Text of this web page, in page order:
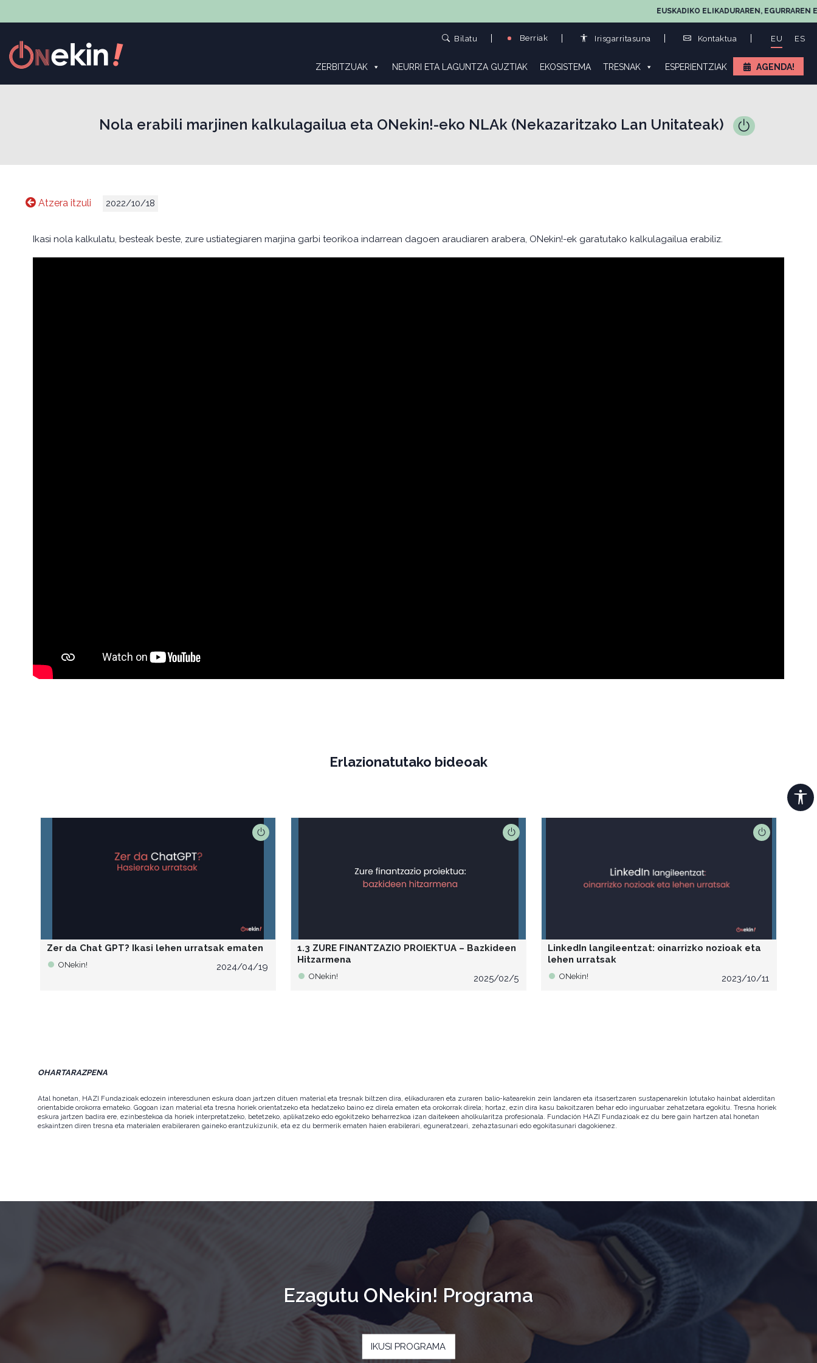
EUSKADIKO ELIKADURAREN, EGURRAREN ETA
Bilatu Berriak Irisgarritasuna Kontaktua EU ES
ZERBITZUAK NEURRI ETA LAGUNTZA GUZTIAK EKOSISTEMA TRESNAK ESPERIENTZIAK AGENDA!
Nola erabili marjinen kalkulagailua eta ONekin!-eko NLAk (Nekazaritzako Lan Unitateak)
Atzera itzuli 2022/10/18
Ikasi nola kalkulatu, besteak beste, zure ustiategiaren marjina garbi teorikoa indarrean dagoen araudiaren arabera, ONekin!-ek garatutako kalkulagailua erabiliz.
Erlazionatutako bideoak
Zer da Chat GPT? Ikasi lehen urratsak ematen
ONekin! 2024/04/19
1.3 ZURE FINANTZAZIO PROIEKTUA – Bazkideen
Hitzarmena
ONekin! 2025/02/5
LinkedIn langileentzat: oinarrizko nozioak eta
lehen urratsak
ONekin! 2023/10/11
OHARTARAZPENA
Atal honetan, HAZI Fundazioak edozein interesdunen eskura doan jartzen dituen material eta tresnak biltzen dira, elikaduraren eta zuraren balio-katearekin zein landaren eta itsasertzaren sustapenarekin lotutako hainbat alderditan
orientabide orokorra emateko. Gogoan izan material eta tresna horiek orientatzeko eta hedatzeko baino ez direla ematen eta orokorrak direla; hortaz, ezin dira kasu bakoitzaren behar edo inguruabar zehatzetara egokitu. Tresna horiek
eskura jartzen badira ere, ezinbestekoa da horiek interpretatzeko, betetzeko, aplikatzeko edo egokitzeko beharrezkoa izan daitekeen aholkularitza profesionala. Fundación HAZI Fundazioak ez du bere gain hartzen atal honetan
eskaintzen diren tresna eta materialen erabileraren gaineko erantzukizunik, eta ez du bermerik ematen haien erabilerari, eguneratzeari, zehaztasunari edo egokitasunari dagokienez.
Ezagutu ONekin! Programa
IKUSI PROGRAMA